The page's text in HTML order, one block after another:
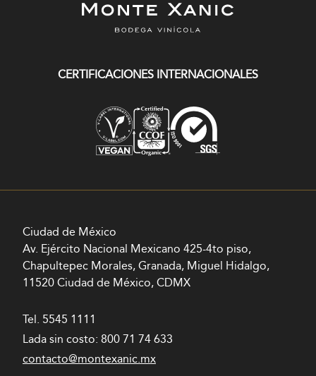
CERTIFICACIONES INTERNACIONALES
Ciudad de México
Av. Ejército Nacional Mexicano 425-4to piso,
Chapultepec Morales, Granada, Miguel Hidalgo,
11520 Ciudad de México, CDMX
Tel. 5545 1111
Lada sin costo: 800 71 74 633
contacto@montexanic.mx